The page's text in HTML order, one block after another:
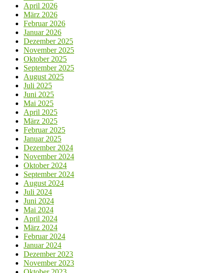
April 2026
März 2026
Februar 2026
Januar 2026
Dezember 2025
November 2025
Oktober 2025
September 2025
August 2025
Juli 2025
Juni 2025
Mai 2025
April 2025
März 2025
Februar 2025
Januar 2025
Dezember 2024
November 2024
Oktober 2024
September 2024
August 2024
Juli 2024
Juni 2024
Mai 2024
April 2024
März 2024
Februar 2024
Januar 2024
Dezember 2023
November 2023